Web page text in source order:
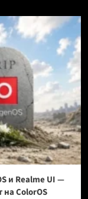
и Realme UI —
ColorOS